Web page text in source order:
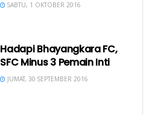
SABTU, 1 OKTOBER 2016
Hadapi Bhayangkara FC,
SFC Minus 3 Pemain Inti
JUMAT, 30 SEPTEMBER 2016